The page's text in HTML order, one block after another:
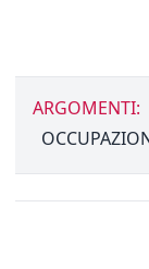
ARGOMENTI: